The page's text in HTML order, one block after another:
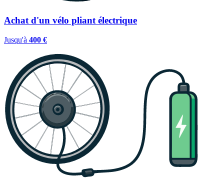
Achat d'un vélo pliant électrique
Jusqu'à 400 €